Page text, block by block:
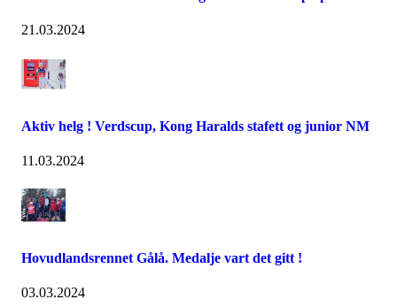
21.03.2024
Aktiv helg ! Verdscup, Kong Haralds stafett og junior NM
11.03.2024
Hovudlandsrennet Gålå. Medalje vart det gitt !
03.03.2024